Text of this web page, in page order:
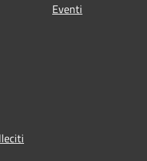
Eventi